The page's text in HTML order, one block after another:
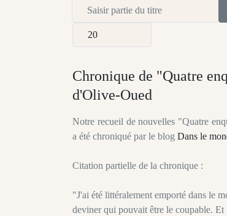
Saisir partie du titre
Afficher #
Chronique de "Quatre
d'Olive-Oued
Notre recueil de nouvelles "Quatre
a été chroniqué par le blog Dans le
Citation partielle de la chronique :
"J'ai été littéralement emporté dans le
deviner qui pouvait être le coupable.